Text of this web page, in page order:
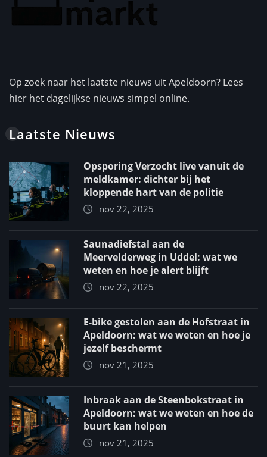
Op zoek naar het laatste nieuws uit Apeldoorn? Lees
hier het dagelijkse nieuws simpel online.
Laatste Nieuws
Opsporing Verzocht live vanuit de
meldkamer: dichter bij het
kloppende hart van de politie
nov 22, 2025
Saunadiefstal aan de
Meervelderweg in Uddel: wat we
weten en hoe je alert blijft
nov 22, 2025
E-bike gestolen aan de Hofstraat in
Apeldoorn: wat we weten en hoe je
jezelf beschermt
nov 21, 2025
Inbraak aan de Steenbokstraat in
Apeldoorn: wat we weten en hoe de
buurt kan helpen
nov 21, 2025